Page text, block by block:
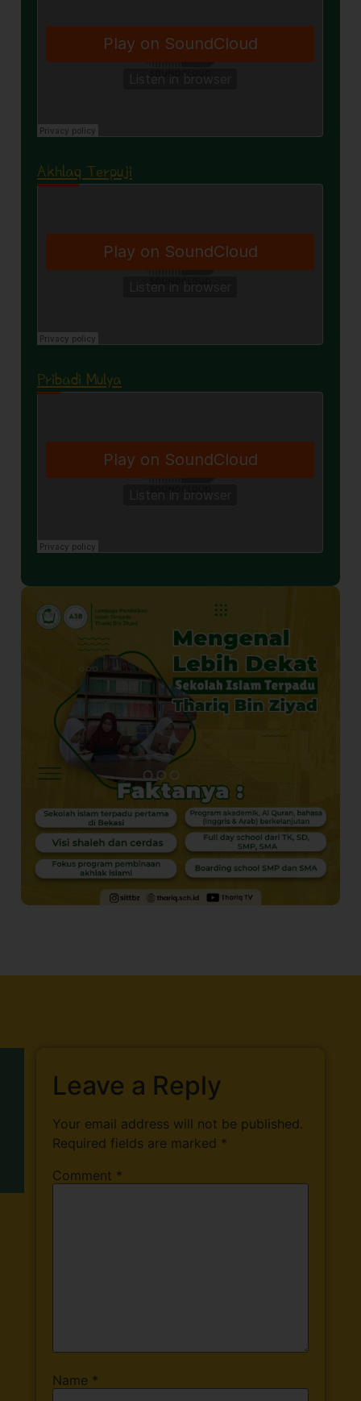
Akhlaq Terpuji
Pribadi Mulya
Leave a Reply
Your email address will not be published.
Required fields are marked *
Comment *
Name *